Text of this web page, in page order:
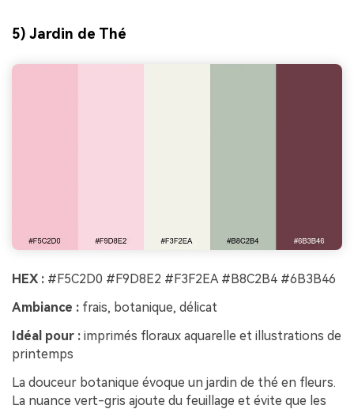
5) Jardin de Thé
HEX : #F5C2D0 #F9D8E2 #F3F2EA #B8C2B4 #6B3B46
Ambiance : frais, botanique, délicat
Idéal pour : imprimés floraux aquarelle et illustrations de
printemps
La douceur botanique évoque un jardin de thé en fleurs.
La nuance vert-gris ajoute du feuillage et évite que les